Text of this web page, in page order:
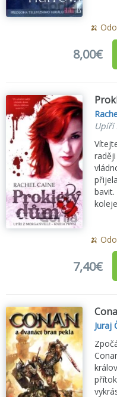
🍌
8,00€
Upíři
🍌
7,40€
Juraj